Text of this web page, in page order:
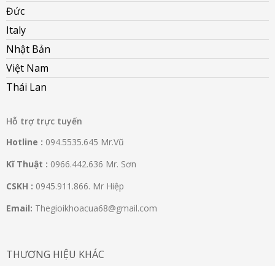
Đức
Italy
Nhật Bản
Việt Nam
Thái Lan
Hỗ trợ trực tuyến
Hotline : 094.5535.645 Mr.Vũ
Kĩ Thuật : 0966.442.636 Mr. Sơn
CSKH : 0945.911.866. Mr Hiệp
Email: Thegioikhoacua68@gmail.com
THƯƠNG HIỆU KHÁC